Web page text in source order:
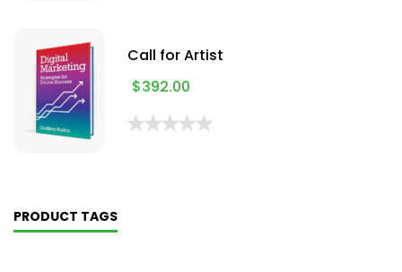
Call for Artist
$392.00
PRODUCT TAGS